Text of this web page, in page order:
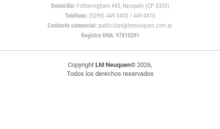
Domicilio:Fotheringham 445, Neuquén (CP 8300)
Teléfono: (0299) 449 0400 / 449 0410
Contacto comercial: publicidad@lmneuquen.com.ar
Registro DNA: 97810291
Copyright LM Neuquen© 2026,
Todos los derechos reservados